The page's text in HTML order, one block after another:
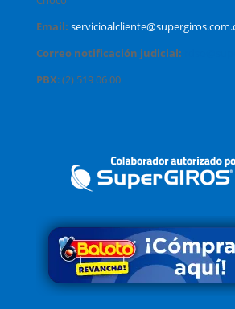
Email:
Correo notificación judicial:
PBX: (2) 519 06 00